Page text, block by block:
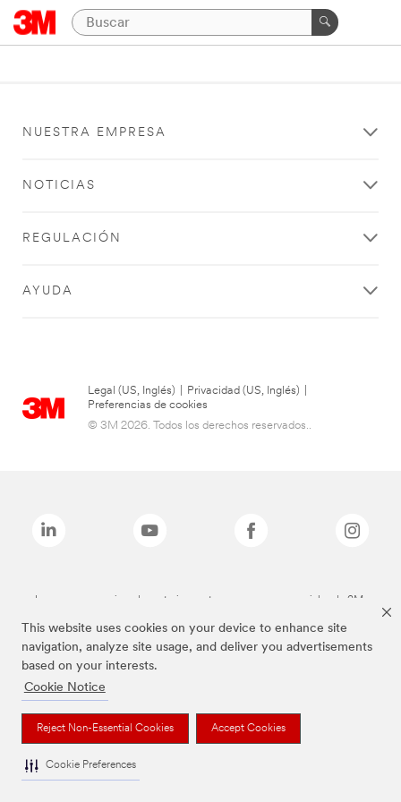
This website uses cookies on your device to enhance site
navigation, analyze site usage, and deliver you advertisements
based on your interests.
Cookie Notice
Reject Non-Essential Cookies Accept Cookies
Cookie Preferences
NUESTRA EMPRESA
NOTICIAS
REGULACIÓN
AYUDA
Legal (US, Inglés) Privacidad (US, Inglés)
Preferencias de cookies
© 3M 2026. Todos los derechos reservados..
Las marcas mencionadas anteriormente son marcas comerciales de 3M.